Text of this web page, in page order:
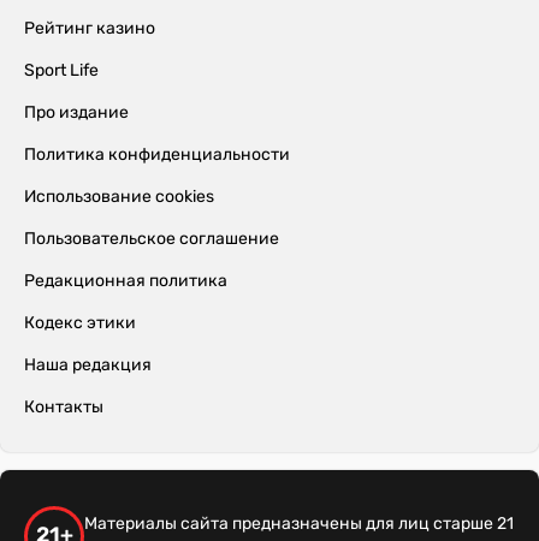
Рейтинг казино
Sport Life
Про издание
Политика конфиденциальности
Использование cookies
Пользовательское соглашение
Редакционная политика
Кодекс этики
Наша редакция
Контакты
21+
Материалы сайта предназначены для лиц старше 21